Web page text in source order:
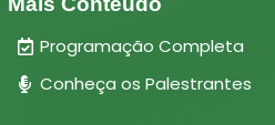
Programação Completa
Conheça os Palestrantes